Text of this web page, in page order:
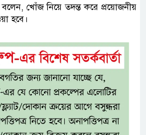
খোঁজ নিয়ে তদন্ত করে প্রয়োজনীয়
হবে।